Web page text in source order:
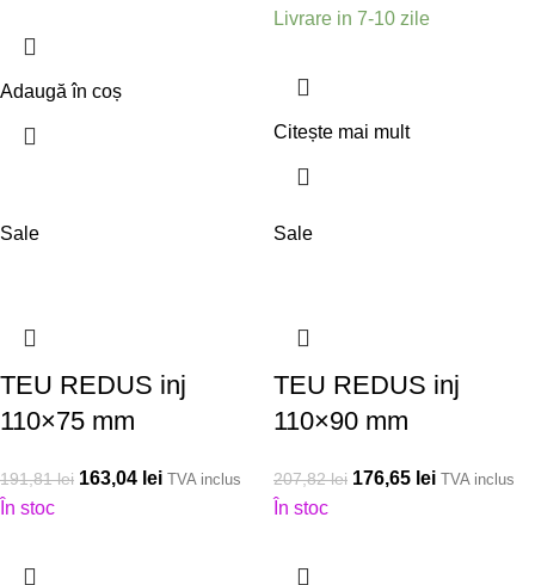
Adaugă în coș
Livrare in 7-10 zile
Citește mai mult
Sale
TEU REDUS inj
110×75 mm
191,81lei 163,04 lei TVA inclus
În stoc
Sale
TEU REDUS inj
110×90 mm
207,82lei 176,65 lei TVA inclus
În stoc